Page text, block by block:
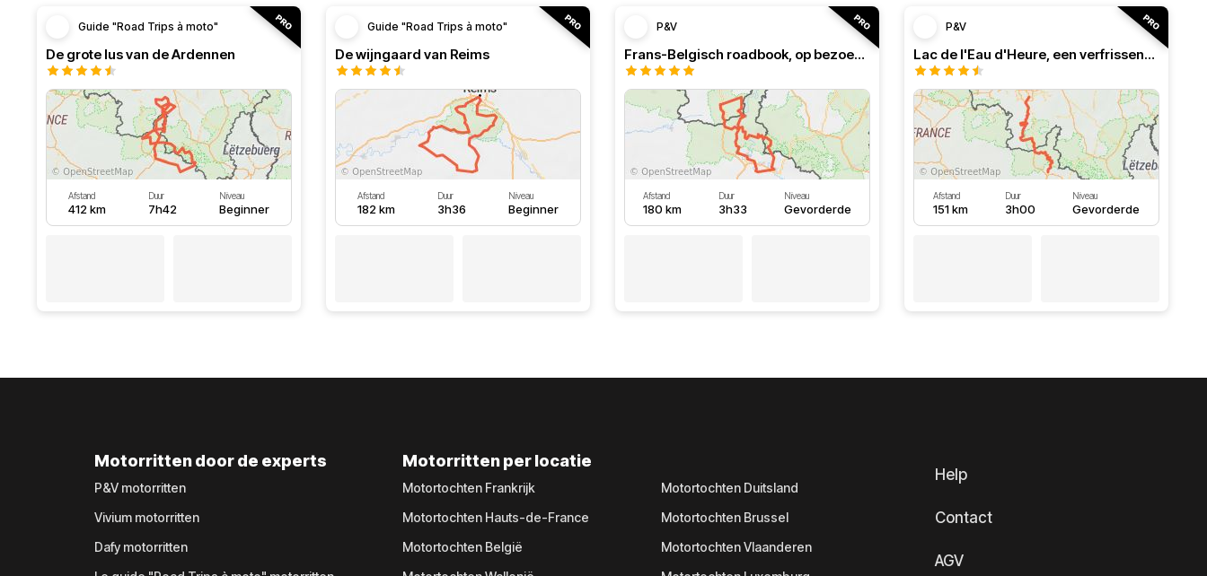
Guide "Road Trips à moto"
De grote lus van de Ardennen
Afstand
412 km
Duur
7h42
Niveau
Beginner
Guide "Road Trips à moto"
De wijngaard van Reims
Afstand
182 km
Duur
3h36
Niveau
Beginner
P&V
Frans-Belgisch roadbook, op bezoek in de Ardennen
Afstand
180 km
Duur
3h33
Niveau
Gevorderde
P&V
Lac de l'Eau d'Heure, een verfrissend roadbook
Afstand
151 km
Duur
3h00
Niveau
Gevorderde
Motorritten door de experts
P&V motorritten
Vivium motorritten
Dafy motorritten
Motorritten per locatie
Motortochten Frankrijk
Motortochten Hauts-de-France
Motortochten België
Motortochten Duitsland
Motortochten Brussel
Motortochten Vlaanderen
Help
Contact
AGV